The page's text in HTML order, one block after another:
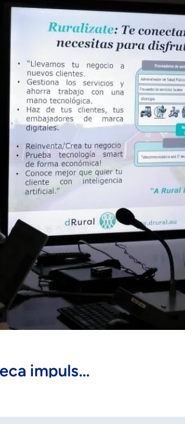
FundeSalud y AstraZeneca impulsarán la formación, la I+D+I y la promoción de la salud en Extremadura